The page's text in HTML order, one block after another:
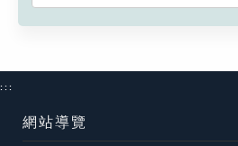
:::
網站導覽